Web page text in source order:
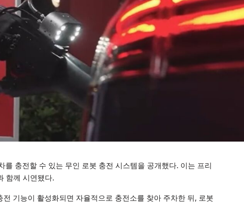
충전할 수 있는 무인 로봇 충전 시스템을 공개했다. 이는 프리
함께 시연됐다.
기능이 활성화되면 자율적으로 충전소를 찾아 주차한 뒤, 로봇